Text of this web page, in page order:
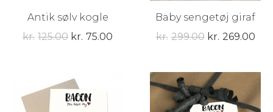
Antik sølv kogle
kr. 125.00 Den
var:
kr.125.00.
kr. 75.00
Baby sengetøj giraf
kr. 299.00 Den
pris
var:
kr.299.00.
kr. 269.00
pris